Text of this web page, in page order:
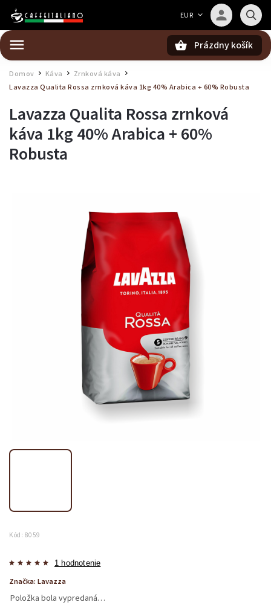
EUR
Prázdny košík
Domov Káva Zrnková káva
Lavazza Qualita Rossa zrnková káva 1kg 40% Arabica + 60% Robusta
Lavazza Qualita Rossa zrnková
káva 1kg 40% Arabica + 60%
Robusta
Kód: 8059
1 hodnotenie
Značka: Lavazza
Položka bola vypredaná…
Barista — poradca Caffeitaliano